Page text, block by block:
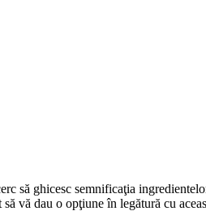
să ghicesc semnificaţia
vă dau o opţiune în legătură cu